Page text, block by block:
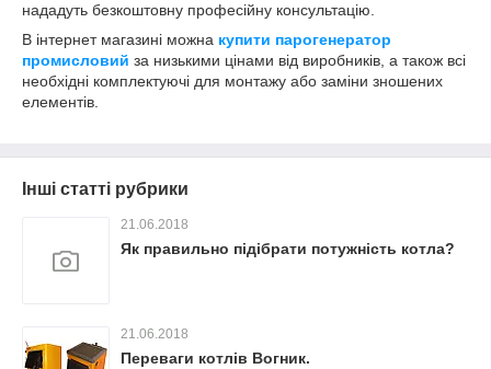
нададуть безкоштовну професійну консультацію.
В інтернет магазині можна купити парогенератор
промисловий за низькими цінами від виробників, а також всі
необхідні комплектуючі для монтажу або заміни зношених
елементів.
Інші статті рубрики
21.06.2018
Як правильно підібрати потужність котла?
21.06.2018
Переваги котлів Вогник.